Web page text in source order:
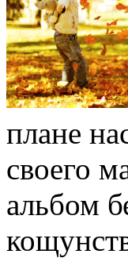
плане
своего
альбом